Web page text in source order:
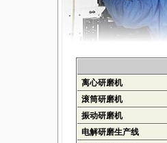
离心研磨机
滚筒研磨机
振动研磨机
电解研磨生产线